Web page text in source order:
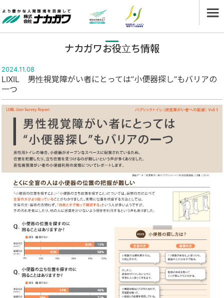
ナカガワお役立ち情報
2024.11.08
LIXIL 男性視覚障がい者にとっては”小便器探し”もバリアの
一つ